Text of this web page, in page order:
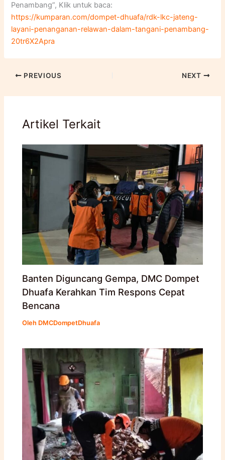
Penambang”, Klik untuk baca:
https://kumparan.com/dompet-dhuafa/rdk-lkc-jateng-
layani-penanganan-relawan-dalam-tangani-penambang-
20tr6X2Apra
PREVIOUS NEXT
Artikel Terkait
Banten Diguncang Gempa, DMC Dompet
Dhuafa Kerahkan Tim Respons Cepat
Bencana
Oleh DMCDompetDhuafa